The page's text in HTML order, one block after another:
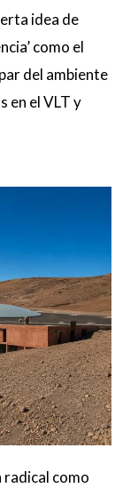
idea de
como el
del ambiente
en el VLT y
como